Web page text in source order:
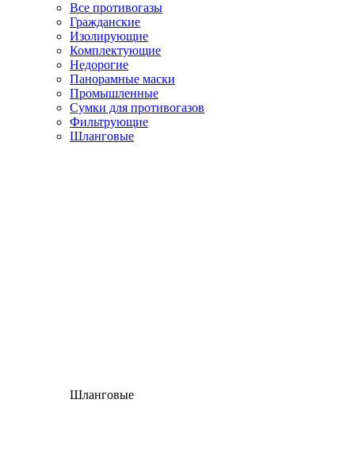
Все противогазы
Гражданские
Изолирующие
Комплектующие
Недорогие
Панорамные маски
Промышленные
Сумки для противогазов
Фильтрующие
Шланговые
Шланговые